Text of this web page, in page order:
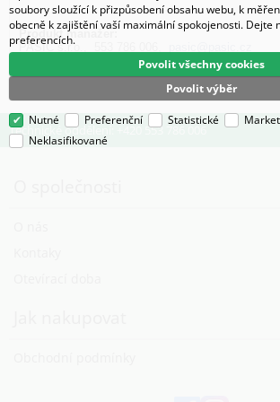
Produkt manažer:
PASIČ s.r.o., 553 786 006,
Technické oddělení: +420 553 786 006
soubory sloužící k přizpůsobení obsahu webu, k
obecně k zajištění vaší maximální spokojenosti. Dejte
preferencích.
Povolit výběr
Povolit všechny cookies
Nutné Preferenční Statistické
Neklasifikované